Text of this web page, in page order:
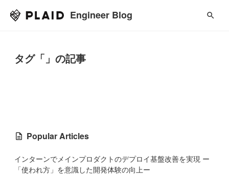
Engineer Blog
タグ「」の記事
Popular Articles
インターンでメインプロダクトのデプロイ基盤改善を実現 ー
「使われ方」を意識した開発体験の向上ー